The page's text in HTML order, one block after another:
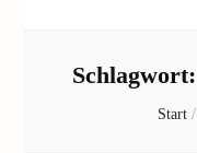
Schlagwort:
Start /